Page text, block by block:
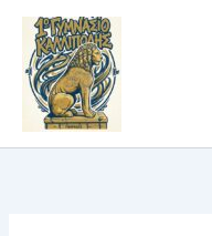
Skip
content